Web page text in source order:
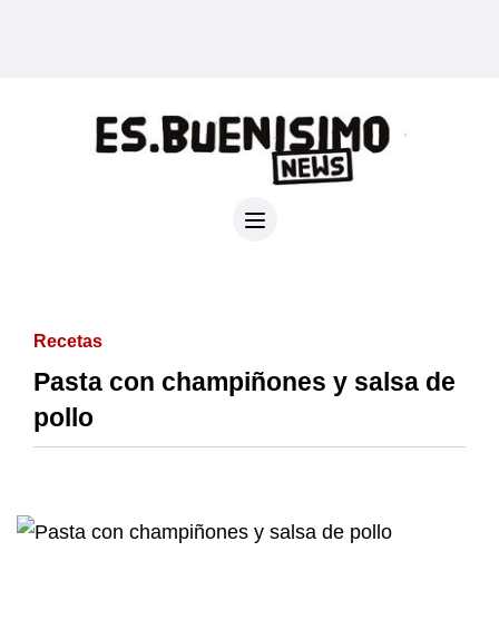
Recetas
Pasta con champiñones y salsa de
pollo